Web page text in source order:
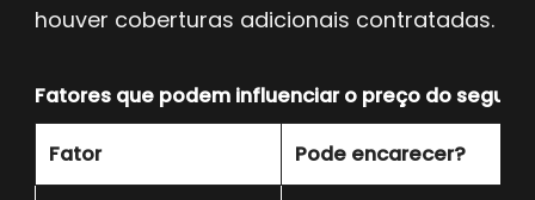
houver coberturas adicionais contratadas.
Fatores que podem influenciar o preço do
Fator Pode encarecer?